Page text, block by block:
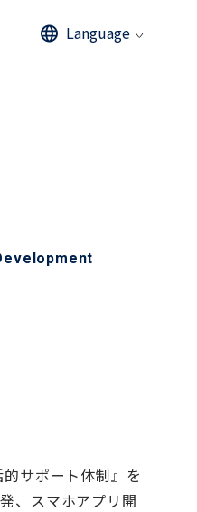
Language
サポート体制』を
、スマホアプリ開